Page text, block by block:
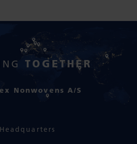
TOGETHER
Nonwovens A/S
Headquarters